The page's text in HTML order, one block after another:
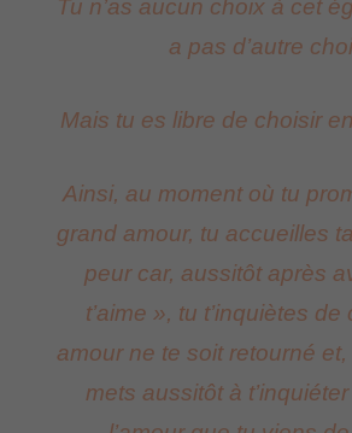
Tu n’as aucun choix à cet
a pas d’autre
Mais tu es libre de choisir
Ainsi, au moment où tu
grand amour, tu accueilles
peur car, aussitôt après
t’aime », tu t’inquiètes
amour ne te soit retourné et,
mets aussitôt à